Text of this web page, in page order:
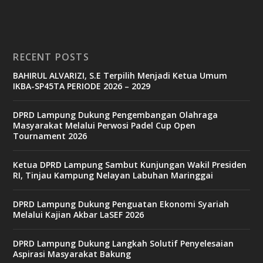
e
t
c
a
s
n
o
v
9
c
a
RECENT POSTS
BAHIRUL ALVARIZI, S.E Terpilih Menjadi Ketua Umum
IKBA-SP45TA PERIODE 2026 – 2029
DPRD Lampung Dukung Pengembangan Olahraga
Masyarakat Melalui Perwosi Padel Cup Open
Tournament 2026
Ketua DPRD Lampung Sambut Kunjungan Wakil Presiden
RI, Tinjau Kampung Nelayan Labuhan Maringgai
DPRD Lampung Dukung Penguatan Ekonomi Syariah
Melalui Kajian Akbar LaSEF 2026
DPRD Lampung Dukung Langkah Solutif Penyelesaian
Aspirasi Masyarakat Bakung